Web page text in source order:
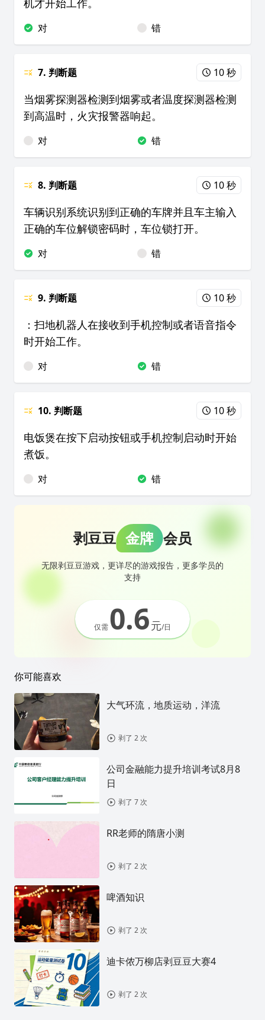
机才开始工作。
对 错
7. 判断题 10 秒
当烟雾探测器检测到烟雾或者温度探测器检测
到高温时，火灾报警器响起。
对 错
8. 判断题 10 秒
车辆识别系统识别到正确的车牌并且车主输入
正确的车位解锁密码时，车位锁打开。
对 错
9. 判断题 10 秒
：扫地机器人在接收到手机控制或者语音指令
时开始工作。
对 错
10. 判断题 10 秒
电饭煲在按下启动按钮或手机控制启动时开始
煮饭。
对 错
剥豆豆 金牌 会员
无限剥豆豆游戏，更详尽的游戏报告，更多学员的
支持
仅需0.6元/日
你可能喜欢
大气环流，地质运动，洋流
剥了 2 次
公司金融能力提升培训考试8月8
日
剥了 7 次
RR老师的隋唐小测
剥了 2 次
啤酒知识
剥了 2 次
迪卡侬万柳店剥豆豆大赛4
剥了 2 次